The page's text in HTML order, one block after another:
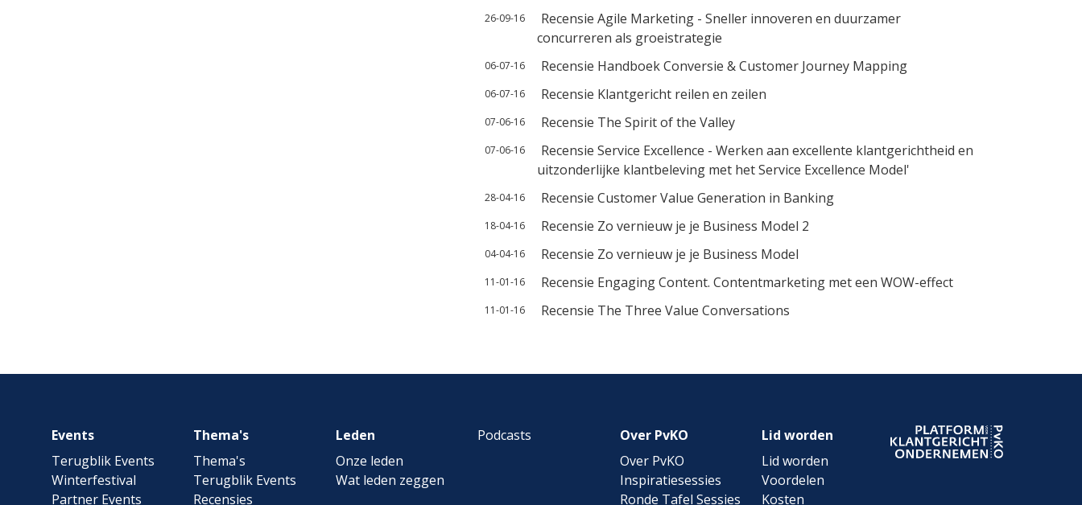
26-09-16
Recensie Agile Marketing - Sneller innoveren en duurzamer
concurreren als groeistrategie
06-07-16 Recensie Handboek Conversie & Customer Journey Mapping
06-07-16 Recensie Klantgericht reilen en zeilen
07-06-16 Recensie The Spirit of the Valley
07-06-16
Recensie Service Excellence - Werken aan excellente klantgerichtheid en
uitzonderlijke klantbeleving met het Service Excellence Model'
28-04-16 Recensie Customer Value Generation in Banking
18-04-16 Recensie Zo vernieuw je je Business Model 2
04-04-16 Recensie Zo vernieuw je je Business Model
11-01-16 Recensie Engaging Content. Contentmarketing met een WOW-effect
11-01-16 Recensie The Three Value Conversations
Footer
navigation
Events
Terugblik Events
Winterfestival
Partner Events
Thema's
Thema's
Terugblik Events
Recensies
Leden
Onze leden
Wat leden zeggen
Podcasts
Over PvKO
Over PvKO
Inspiratiesessies
Ronde Tafel Sessies
Lid worden
Lid worden
Voordelen
Kosten